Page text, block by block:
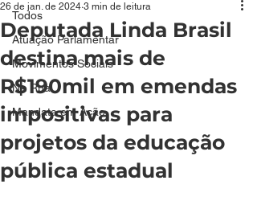
Todos
Atuação Parlamentar
Movimentos Sociais
Na Rua
Mandata em Ação
Deputada Linda Brasil
destina mais de
R$190mil em emendas
impositivas para
projetos da educação
pública estadual
26 de jan. de 2024 3 min de leitura